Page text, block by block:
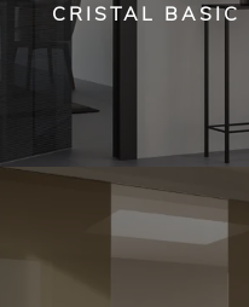
CRISTAL BASIC